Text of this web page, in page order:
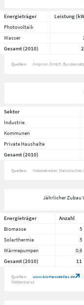
Energieträger Leistung
Photovoltaik
Wasser
Gesamt (2010)
Quellen: Amprion GmbH
Sektor
Industrie
Kommunen
Private Haushalte
Gesamt (2010)
Quellen: Netzbetreiber Statistisches
Jährlicher Zubau
Energieträger Anzahl
Biomasse
5
Solarthermie
5
Wärmepumpen
0,6
Gesamt (2010)
11
Quellen: www.biomasseatlas.de
Wetterdienst